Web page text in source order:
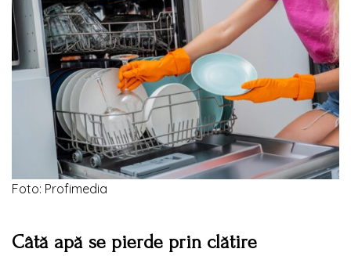
Foto: Profimedia
Câtă apă se pierde prin clătire